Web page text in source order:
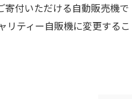
寄付いただける自動販売機で
リティー自販機に変更するこ